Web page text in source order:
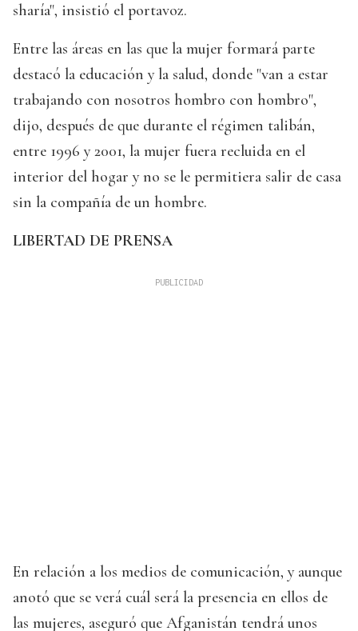
sharía", insistió el portavoz.
Entre las áreas en las que la mujer formará parte
destacó la educación y la salud, donde "van a estar
trabajando con nosotros hombro con hombro",
dijo, después de que durante el régimen talibán,
entre 1996 y 2001, la mujer fuera recluida en el
interior del hogar y no se le permitiera salir de casa
sin la compañía de un hombre.
LIBERTAD DE PRENSA
En relación a los medios de comunicación, y aunque
anotó que se verá cuál será la presencia en ellos de
las mujeres, aseguró que Afganistán tendrá unos